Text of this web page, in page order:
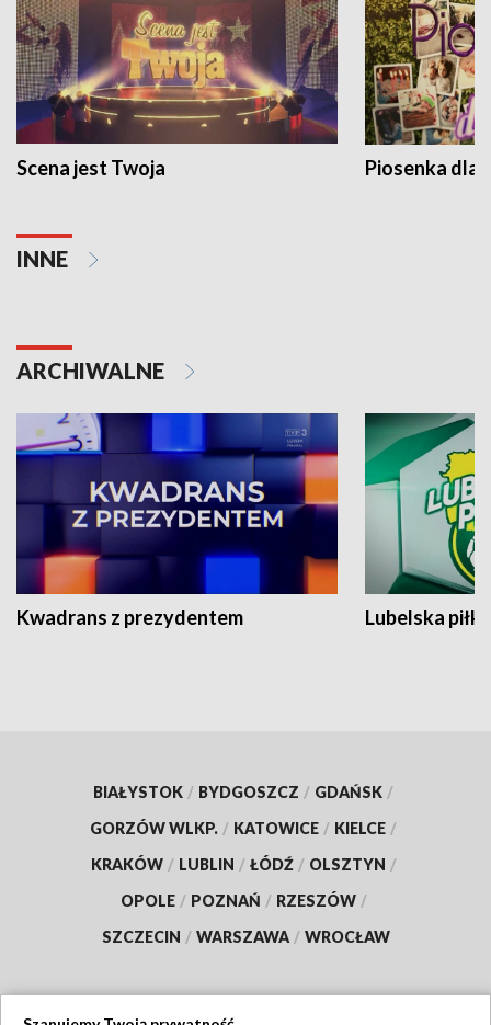
Scena jest Twoja Piosenka dla
INNE
ARCHIWALNE
Kwadrans z prezydentem Lubelska piłka
BIAŁYSTOK / BYDGOSZCZ / GDAŃSK /
GORZÓW WLKP. / KATOWICE / KIELCE /
KRAKÓW / LUBLIN / ŁÓDŹ / OLSZTYN /
OPOLE / POZNAŃ / RZESZÓW /
SZCZECIN / WARSZAWA / WROCŁAW